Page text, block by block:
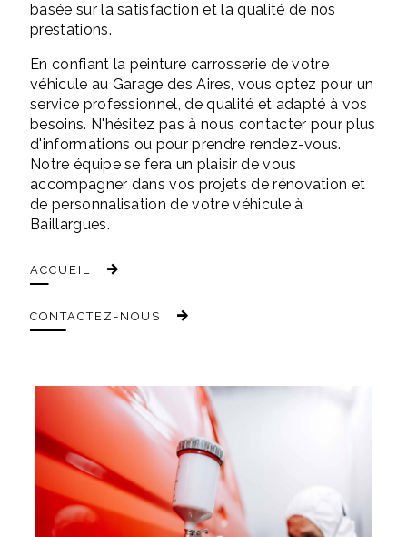
basée sur la satisfaction et la qualité de nos
prestations.
En confiant la peinture carrosserie de votre
véhicule au Garage des Aires, vous optez pour un
service professionnel, de qualité et adapté à vos
besoins. N'hésitez pas à nous contacter pour plus
d'informations ou pour prendre rendez-vous.
Notre équipe se fera un plaisir de vous
accompagner dans vos projets de rénovation et
de personnalisation de votre véhicule à
Baillargues.
ACCUEIL
CONTACTEZ-NOUS